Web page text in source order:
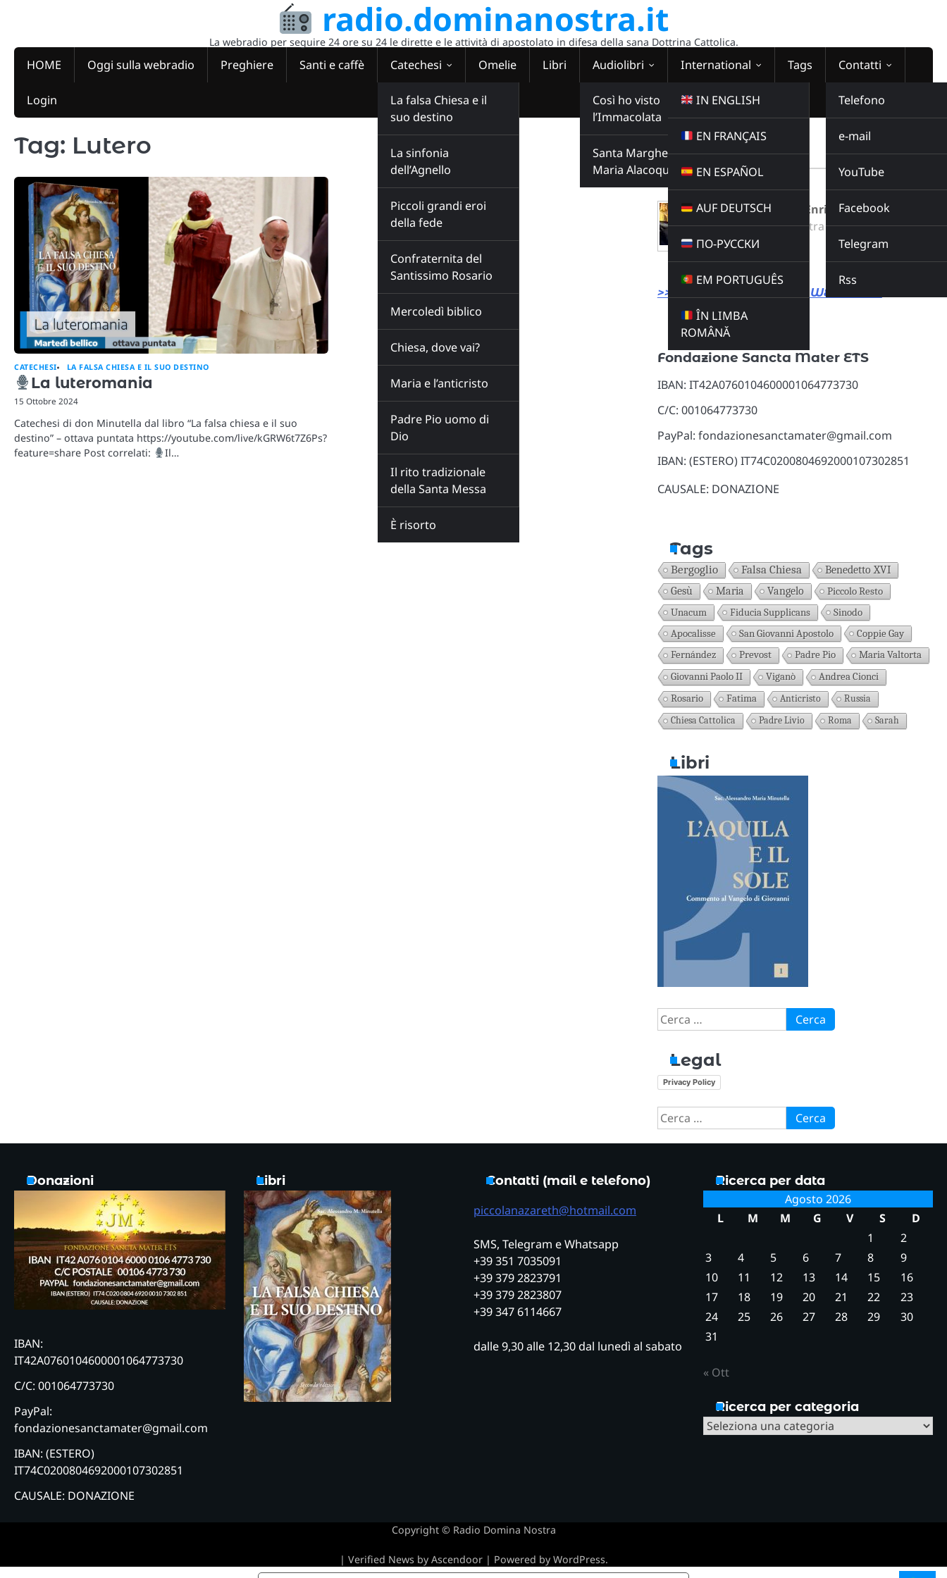
radio.dominanostra.it
La webradio per seguire 24 ore su 24 le dirette e le attività di apostolato in difesa della sana Dottrina Cattolica.
HOME Oggi sulla webradio Preghiere Santi e caffè Catechesi
La falsa Chiesa e il
suo destino
La sinfonia
dell’Agnello
Piccoli grandi eroi
della fede
Confraternita del
Santissimo Rosario
Mercoledì biblico
Chiesa, dove vai?
Maria e l’anticristo
Padre Pio uomo di
Dio
Il rito tradizionale
della Santa Messa
È risorto
Omelie Libri Audiolibri
Così ho visto
l’Immacolata
Santa Margherita
Maria Alacoque
International
IN ENGLISH
EN FRANÇAIS
EN ESPAÑOL
AUF DEUTSCH
ПО-РУССКИ
EM PORTUGUÊS
ÎN LIMBA
ROMÂNĂ
Tags Contatti
Telefono
e-mail
YouTube
Facebook
Telegram
Rss
Login
Tag: Lutero
CATECHESI LA FALSA CHIESA E IL SUO DESTINO
La luteromania
15 Ottobre 2024
Catechesi di don Minutella dal libro “La falsa chiesa e il suo
destino” – ottava puntata https://youtube.com/live/kGRW6t7Z6Ps?
feature=share Post correlati:
Il…
WEBRADIO
00:00:00
Catechesi di don Enrico Bernasconi
Radio Domina Nostra
CATECHESI
Buy this album
>>> LINK DIRETTO ALLA WEBRADIO
Donazioni
Fondazione Sancta Mater ETS
IBAN: IT42A0760104600001064773730
C/C: 001064773730
PayPal: fondazionesanctamater@gmail.com
IBAN: (ESTERO) IT74C0200804692000107302851
CAUSALE: DONAZIONE
Tags
Bergoglio Falsa Chiesa Benedetto XVI
Gesù Maria Vangelo
Piccolo Resto
Unacum
Fiducia Supplicans
Sinodo
Apocalisse
San Giovanni Apostolo Coppie Gay
Fernández Prevost Padre Pio
Maria Valtorta
Giovanni Paolo II
Viganò
Andrea Cionci
Rosario
Fatima Anticristo
Russia
Chiesa Cattolica
Padre Livio Roma Sarah
Libri
Ricerca
per:
Legal
Privacy Policy
Ricerca
per:
Donazioni
IBAN:
IT42A0760104600001064773730
C/C: 001064773730
PayPal:
fondazionesanctamater@gmail.com
IBAN: (ESTERO)
IT74C0200804692000107302851
CAUSALE: DONAZIONE
Libri
Contatti (mail e telefono)
piccolanazareth@hotmail.com
SMS, Telegram e Whatsapp
+39 351 7035091
+39 379 2823791
+39 379 2823807
+39 347 6114667
dalle 9,30 alle 12,30 dal lunedì al sabato
Ricerca per data
Agosto 2026
L
M M G V S
D
1
2
3
4 5 6 7 8
9
10
11 12 13 14 15
16
17
18 19 20 21 22
23
24
25 26 27 28 29
30
31
« Ott
Ricerca per categoria
Ricerca
Copyright © Radio Domina Nostra
| Verified News by Ascendoor| Powered by WordPress.